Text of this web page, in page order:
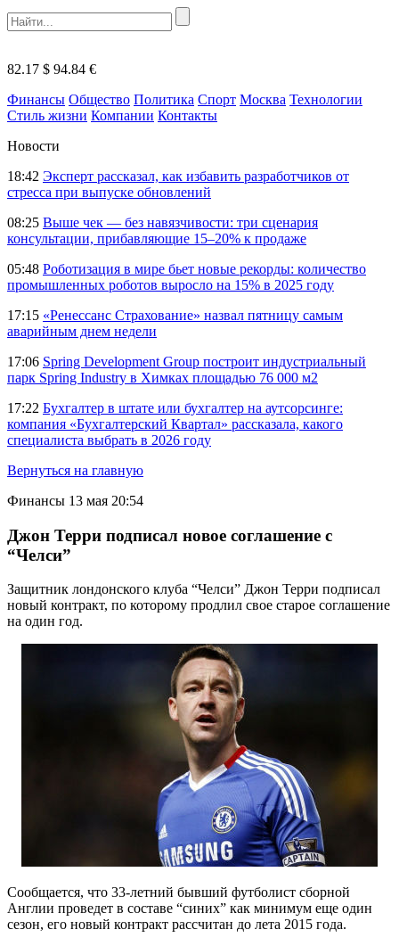
82.17 $ 94.84 €
Финансы Общество Политика Спорт Москва Технологии
Стиль жизни Компании Контакты
Новости
18:42 Эксперт рассказал, как избавить разработчиков от
стресса при выпуске обновлений
08:25 Выше чек — без навязчивости: три сценария
консультации, прибавляющие 15–20% к продаже
05:48 Роботизация в мире бьет новые рекорды: количество
промышленных роботов выросло на 15% в 2025 году
17:15 «Ренессанс Страхование» назвал пятницу самым
аварийным днем недели
17:06 Spring Development Group построит индустриальный
парк Spring Industry в Химках площадью 76 000 м2
17:22 Бухгалтер в штате или бухгалтер на аутсорсинге:
компания «Бухгалтерский Квартал» рассказала, какого
специалиста выбрать в 2026 году
Вернуться на главную
Финансы 13 мая 20:54
Джон Терри подписал новое соглашение с
“Челси”
Защитник лондонского клуба “Челси” Джон Терри подписал
новый контракт, по которому продлил свое старое соглашение
на один год.
Сообщается, что 33-летний бывший футболист сборной
Англии проведет в составе “синих” как минимум еще один
сезон, его новый контракт рассчитан до лета 2015 года.